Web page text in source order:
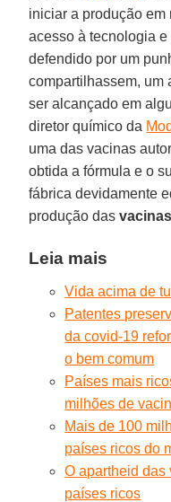
iniciar a produção em
acesso à tecnologia
defendido por um
compartilhassem, um
ser alcançado em
diretor químico da
uma das vacinas
obtida a fórmula e o
fábrica devidamente
produção dasvacinas
Leia mais
Vida acima de
Patentes
da covid-19
o bem comum
Países mais
milhões de
Mais de 100
países ricos do
O apartheid das
países ricos